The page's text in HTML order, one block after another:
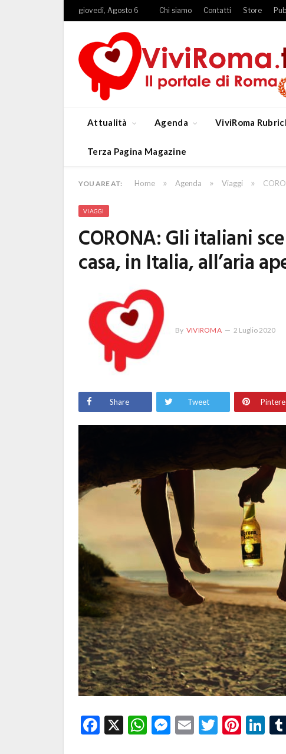
giovedì, Agosto 6 Chi siamo Contatti Store
Attualità Agenda ViviRoma
Terza Pagina Magazine
YOU ARE AT: Home » Agenda » Viaggi »
VIAGGI
CORONA: Gli italiani
casa, in Italia, all’aria
By VIVIROMA 2 Luglio 2020
Share Tweet
Facebook
X WhatsApp
Messenger
EmailTwitter